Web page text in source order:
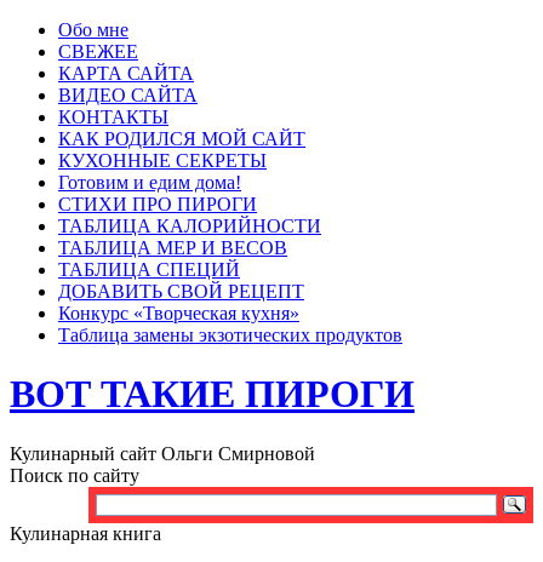
Обо мне
СВЕЖЕЕ
КАРТА САЙТА
ВИДЕО САЙТА
КОНТАКТЫ
КАК РОДИЛСЯ МОЙ САЙТ
КУХОННЫЕ СЕКРЕТЫ
Готовим и едим дома!
СТИХИ ПРО ПИРОГИ
ТАБЛИЦА КАЛОРИЙНОСТИ
ТАБЛИЦА МЕР И ВЕСОВ
ТАБЛИЦА СПЕЦИЙ
ДОБАВИТЬ СВОЙ РЕЦЕПТ
Конкурс «Творческая кухня»
Таблица замены экзотических продуктов
ВОТ ТАКИЕ ПИРОГИ
Кулинарный сайт Ольги Смирновой
Поиск по сайту
Кулинарная книга